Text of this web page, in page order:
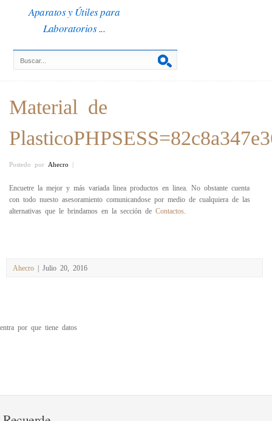
Aparatos y Útiles para
Laboratorios ...
Material de
Postedo por Ahecro |
Encuetre la mejor y más variada linea productos en linea. No obstante cuenta
con todo nuesto asesoramiento comunicandose por medio de cualquiera de las
alternativas que le brindamos en la sección de Contactos
Ahecro | Julio 20, 2016
entra por que tiene datos